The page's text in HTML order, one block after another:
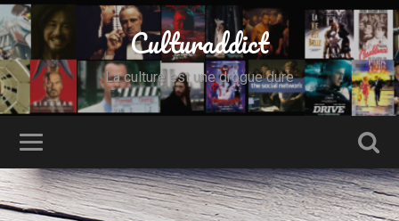
Culturaddict
La culture est une drogue dure